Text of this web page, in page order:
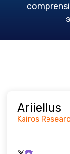
Ariiellus
Kairos